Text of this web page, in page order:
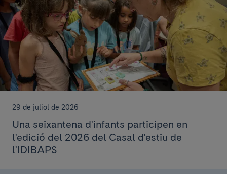
29 de juliol de 2026
Una seixantena d'infants participen en
l'edició del 2026 del Casal d'estiu de
l'IDIBAPS